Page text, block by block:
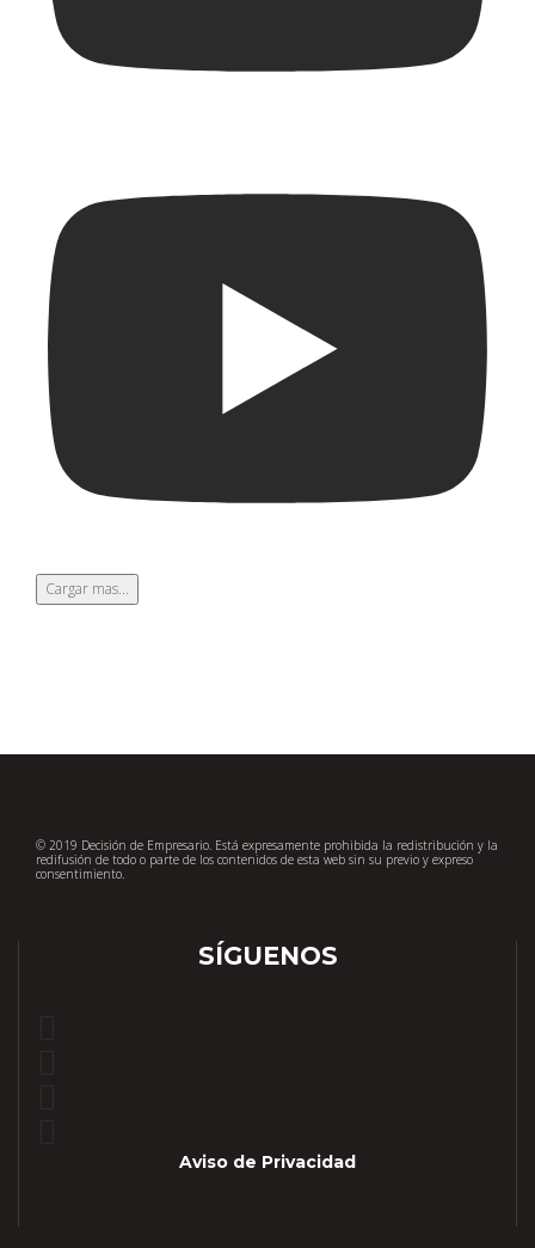
Cargar mas...
© 2019 Decisión de Empresario. Está expresamente prohibida la redistribución y la
redifusión de todo o parte de los contenidos de esta web sin su previo y expreso
consentimiento.
SÍGUENOS
Aviso de Privacidad